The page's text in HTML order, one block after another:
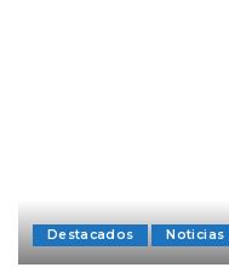
Destacados Noticias